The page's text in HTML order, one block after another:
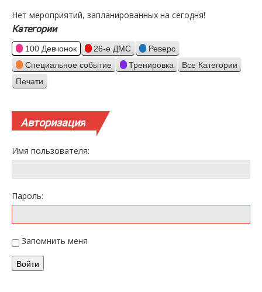
Нет мероприятий, запланированных на сегодня!
Категории
100 Девчонок 26-е ДМС
Реверс
Специальное событие
Тренировка Все Категории
Просмотр
Печати
Авторизация
Имя пользователя:
Пароль:
Запомнить меня
Войти